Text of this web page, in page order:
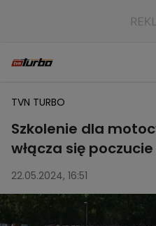
TVN TURBO
Szkolenie dla
włącza się
22.05.2024, 16:51